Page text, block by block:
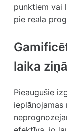
punktiem vai
pie reāla
laika
Pieaugušie
ieplānojamas